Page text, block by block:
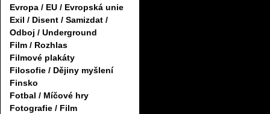
Evropa / EU / Evropská unie
Exil / Disent / Samizdat /
Odboj / Underground
Film / Rozhlas
Filmové plakáty
Filosofie / Dějiny myšlení
Finsko
Fotbal / Míčové hry
Fotografie / Film